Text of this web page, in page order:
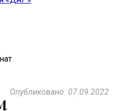
Опубликовано: 07.09.2022